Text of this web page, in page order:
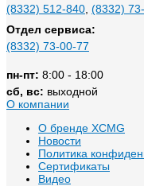
(8332) 512-840, (8332)
Отдел сервиса:
(8332) 73-00-77
пн-пт: 8:00 - 18:00
сб, вс: выходной
О компании
О бренде XCMG
Новости
Политика
Сертификаты
Видео